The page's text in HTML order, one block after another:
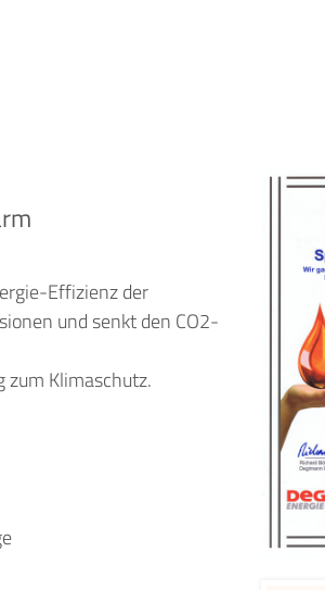
Effizienz der
und senkt den CO2-
zum Klimaschutz.